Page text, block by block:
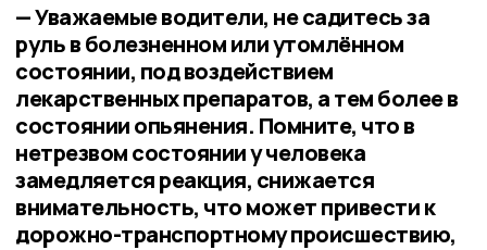
— Уважаемые водители, не садитесь за
руль в болезненном или утомлённом
состоянии, под воздействием
лекарственных препаратов, а тем более в
состоянии опьянения. Помните, что в
нетрезвом состоянии у человека
замедляется реакция, снижается
внимательность, что может привести к
дорожно-транспортному происшествию,